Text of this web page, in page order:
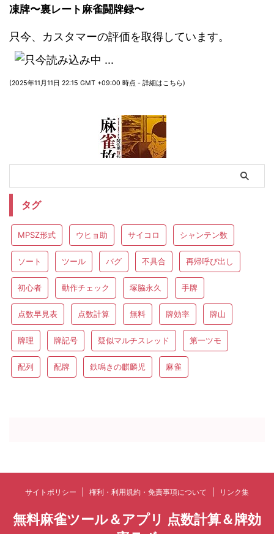
凍牌〜裏レート麻雀闘牌録〜
只今、カスタマーの評価を取得しています。
(2025年11月11日 22:15 GMT +09:00 時点 - 詳細はこちら)
麻雀放浪記 ： 1 (アクションコミックス)
只今、カスタマーの評価を取得しています。
￥33 (2025年11月11日 22:15 GMT +09:00 時点 - 詳細はこちら
ら)【大人気！麻雀風ボードゲーム】2文字を1組、3文字を4組、
合計5組みの単語を作る。手牌を伏せられるようになったこと
タグ
MPSZ形式 ウヒョ助 サイコロ シャンテン数
ソート ツール バグ 不具合 再帰呼び出し
初心者 動作チェック 塚脇永久 手牌
点数早見表 点数計算 無料 牌効率 牌山
牌理 牌記号 疑似マルチスレッド 第一ツモ
配列 配牌 鉄鳴きの麒麟児 麻雀
サイトポリシー 権利・利用規約・免責事項について リンク集
無料麻雀ツール＆アプリ 点数計算＆牌効